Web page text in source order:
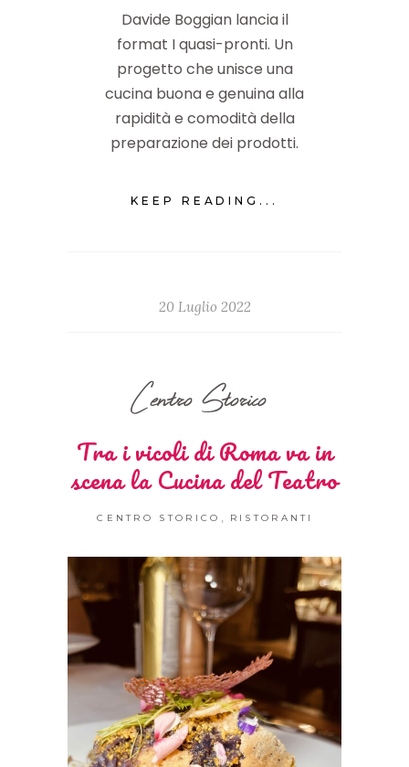
Davide Boggian lancia il
format I quasi-pronti. Un
progetto che unisce una
cucina buona e genuina alla
rapidità e comodità della
preparazione dei prodotti.
KEEP READING...
20 Luglio 2022
Centro Storico
Tra i vicoli di Roma va in
scena la Cucina del Teatro
CENTRO STORICO RISTORANTI